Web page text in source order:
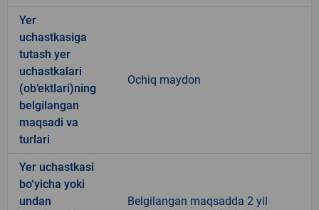
Yer
uchastkasiga
tutash yer
uchastkalari
(ob’ektlari)ning
belgilangan
maqsadi va
turlari
Ochiq maydon
Yer uchastkasi
bo‘yicha yoki
undan
Belgilangan maqsadda 2 yil